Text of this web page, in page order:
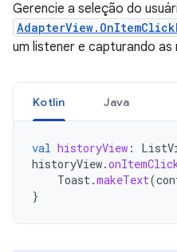
Gerencie a seleção do
um listener e capturando as
Kotlin Java
val historyView :
historyView.
Toast.makeText(
}